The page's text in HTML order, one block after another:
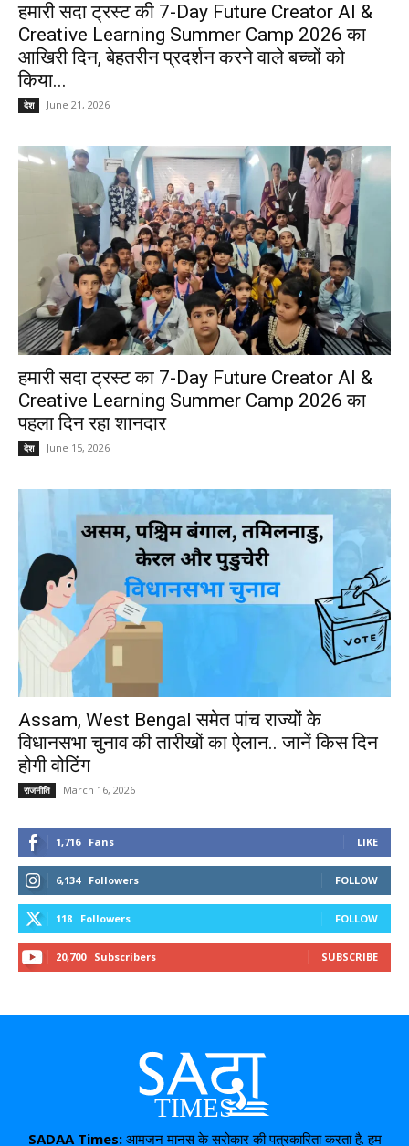
हमारी सदा ट्रस्ट की 7-Day Future Creator AI &
Creative Learning Summer Camp 2026 का
आखिरी दिन, बेहतरीन प्रदर्शन करने वाले बच्चों को
किया...
देश June 21, 2026
हमारी सदा ट्रस्ट का 7-Day Future Creator AI &
Creative Learning Summer Camp 2026 का
पहला दिन रहा शानदार
देश June 15, 2026
Assam, West Bengal समेत पांच राज्यों के
विधानसभा चुनाव की तारीखों का ऐलान.. जानें किस दिन
होगी वोटिंग
राजनीति March 16, 2026
1,716 Fans LIKE
6,134 Followers FOLLOW
118 Followers FOLLOW
20,700 Subscribers SUBSCRIBE
SADAA Times: आमजन मानस के सरोकार की पत्रकारिता करता है. हम